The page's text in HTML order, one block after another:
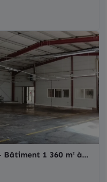
1 360 m² à